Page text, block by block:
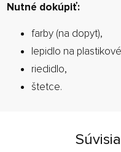
Nutné dokúpiť:
farby (na dopyt),
lepidlo na
riedidlo,
štetce.